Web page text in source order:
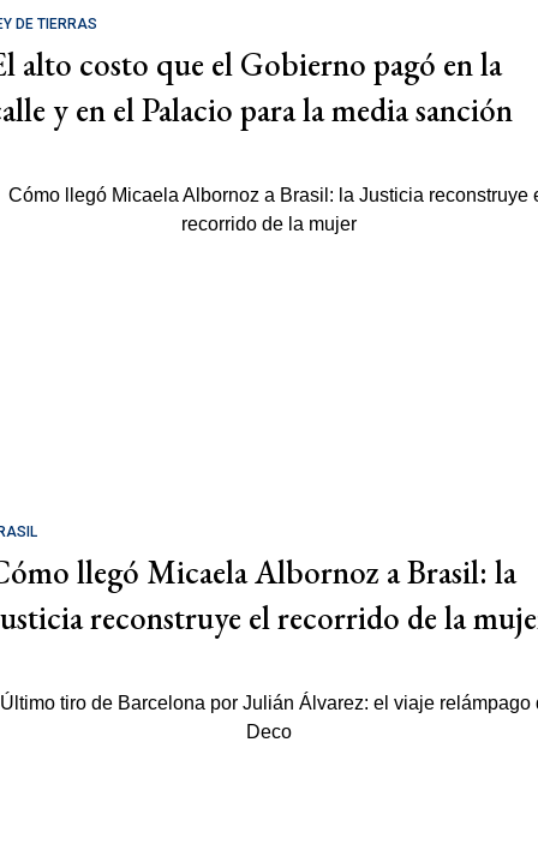
DE TIERRAS
alto costo que el Gobierno pagó en la
y en el Palacio para la media sanción
llegó Micaela Albornoz a Brasil: la
reconstruye el recorrido de la